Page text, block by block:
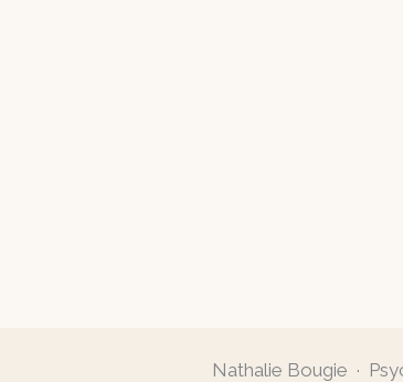
Nathalie Bougie ·